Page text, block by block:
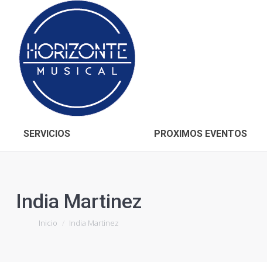
SERVICIOS PROXIMOS EVENTOS
India Martinez
Estás aquí:
Inicio India Martinez
CONÓCENOS